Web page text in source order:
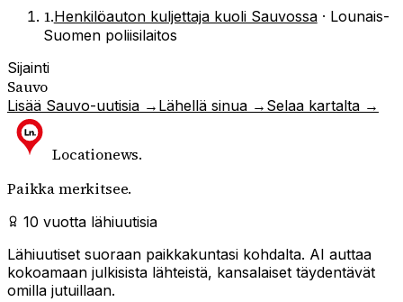
1.Henkilöauton kuljettaja kuoli Sauvossa· Lounais-
Suomen poliisilaitos
Sijainti
Sauvo
Lisää Sauvo-uutisia → Lähellä sinua → Selaa kartalta →
Locationews.
Paikka merkitsee.
10 vuotta lähiuutisia
Lähiuutiset suoraan paikkakuntasi kohdalta. AI auttaa
kokoamaan julkisista lähteistä, kansalaiset täydentävät
omilla jutuillaan.